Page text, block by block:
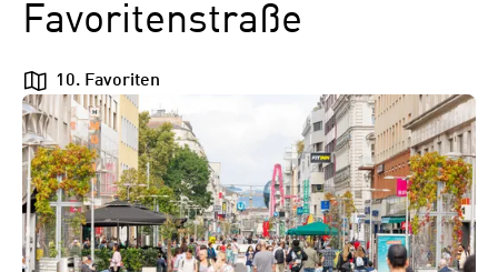
Favoritenstraße
10. Favoriten